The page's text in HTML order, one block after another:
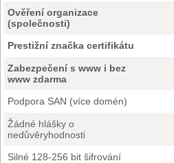
Ověření organizace
(společnosti)
Prestižní značka certifikátu
Zabezpečení s www i bez
www zdarma
Podpora SAN (více domén)
Žádné hlášky o
nedůvěryhodnosti
Silné 128-256 bit šifrování